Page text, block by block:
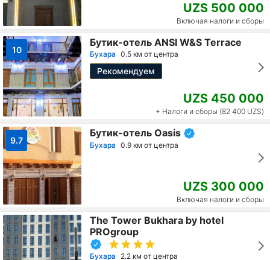
UZS 500 000
Включая налоги и сборы
10
Бутик-отель ANSI W&S Terrace
Бухара 0.5 км от центра
Рекомендуем
UZS 450 000
+ Налоги и сборы (82 400 UZS)
9.7
Бутик-отель Oasis
Бухара 0.9 км от центра
UZS 300 000
Включая налоги и сборы
The Tower Bukhara by hotel
PROgroup
Бухара 2.2 км от центра